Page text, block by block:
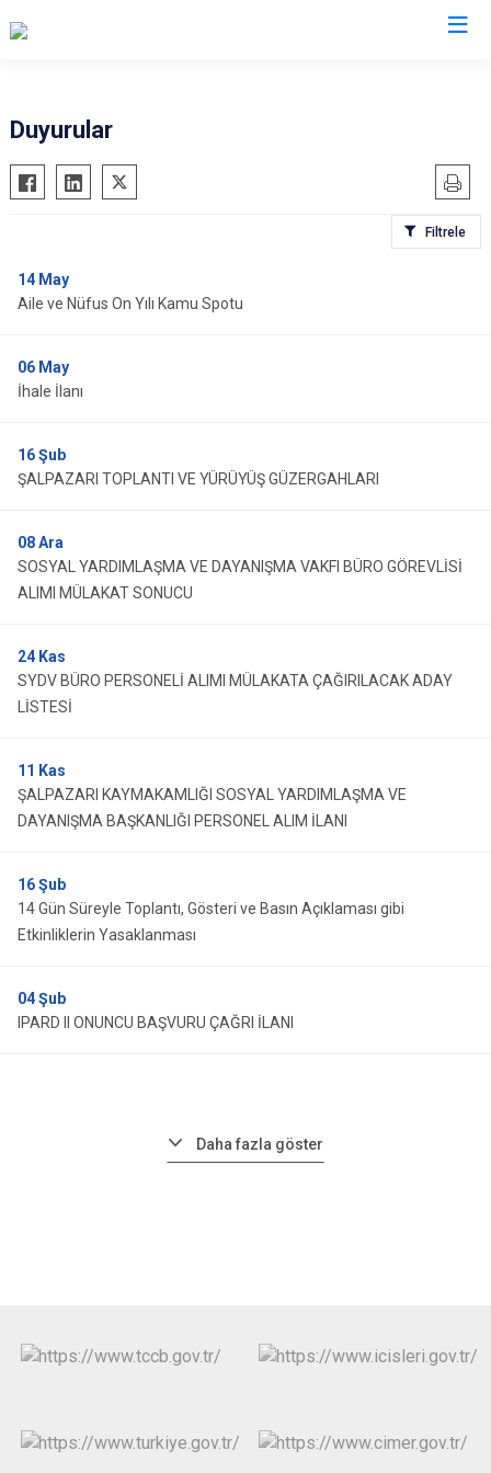
Akçaabat
Araklı
Beşikdüzü
Çarşıbaşı
Dernekpazarı
Hayrat
Duyurular
Filtrele
14 May
Aile ve Nüfus On Yılı Kamu Spotu
06 May
İhale İlanı
16Şub
ŞALPAZARI TOPLANTI VE YÜRÜYÜŞ GÜZERGAHLARI
08Ara
SOSYAL YARDIMLAŞMA VE DAYANIŞMA VAKFI BÜRO GÖREVLİSİ
ALIMI MÜLAKAT SONUCU
24 Kas
SYDV BÜRO PERSONELİ ALIMI MÜLAKATA ÇAĞIRILACAK ADAY
LİSTESİ
11 Kas
ŞALPAZARI KAYMAKAMLIĞI SOSYAL YARDIMLAŞMA VE
DAYANIŞMA BAŞKANLIĞI PERSONEL ALIM İLANI
16Şub
14 Gün Süreyle Toplantı, Gösteri ve Basın Açıklaması gibi
Etkinliklerin Yasaklanması
04Şub
IPARD II ONUNCU BAŞVURU ÇAĞRI İLANI
Daha fazla göster